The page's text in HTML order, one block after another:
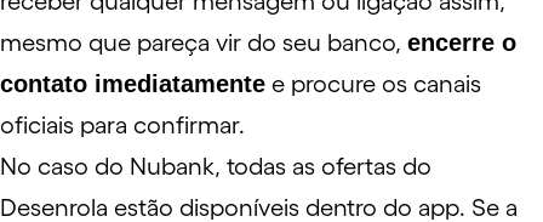
mesmo que pareça vir do seu banco, encerre o
contato imediatamente e procure os canais
oficiais para confirmar.
No caso do Nubank, todas as ofertas do
Desenrola estão disponíveis dentro do app. Se a